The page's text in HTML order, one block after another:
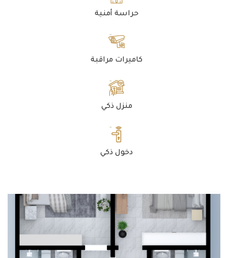
حراسة أمنية
كاميرات مراقبة
منزل ذكي
دخول ذكي